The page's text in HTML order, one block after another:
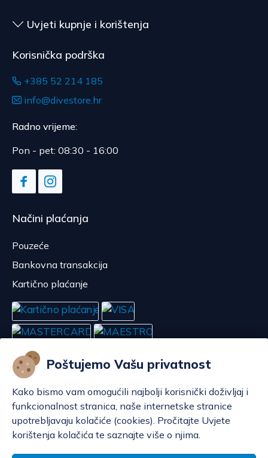
Poštujemo Vašu privatnost
Kako bismo vam omogućili najbolji korisnički doživljaj i
funkcionalnost stranica, naše internetske stranice
upotrebljavaju kolačiće (cookies). Pročitajte Uvjete
korištenja kolačića te saznajte više o njima.
Uvjeti kupnje i korištenja
Korisnička podrška
+385 52 214 185
info@divestore.hr
Radno vrijeme:
Pon - pet: 08:30 - 16:00
Načini plaćanja
Pouzeće
Bankovna transakcija
Kartično plaćanje